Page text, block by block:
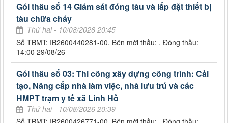
Gói thầu số 14 Giám sát đóng tàu và lắp đặt thiết bị
tàu chữa cháy
Thứ hai - 10/08/2026 20:45
Số TBMT: IB2600440281-00. Bên mời thầu: . Đóng thầu:
14:00 29/08/26
Gói thầu số 03: Thi công xây dựng công trình: Cải
tạo, Nâng cấp nhà làm việc, nhà lưu trú và các
HMPT trạm y tế xã Linh Hồ
Thứ hai - 10/08/2026 20:39